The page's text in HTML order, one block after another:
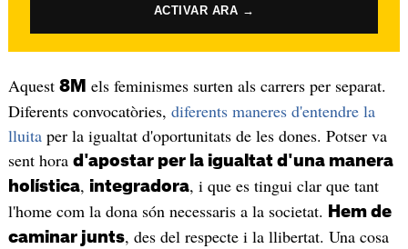
ACTIVAR ARA →
Aquest 8M els feminismes surten als carrers per separat.
Diferents convocatòries, diferents maneres d'entendre la
lluitaper la igualtat d'oportunitats de les dones. Potser va
sent hora d'apostar per la igualtat d'una manera
holística, integradora, i que es tingui clar que tant
l'home com la dona són necessaris a la societat.
Hem de
caminar junts, des del respecte i la llibertat. Una cosa